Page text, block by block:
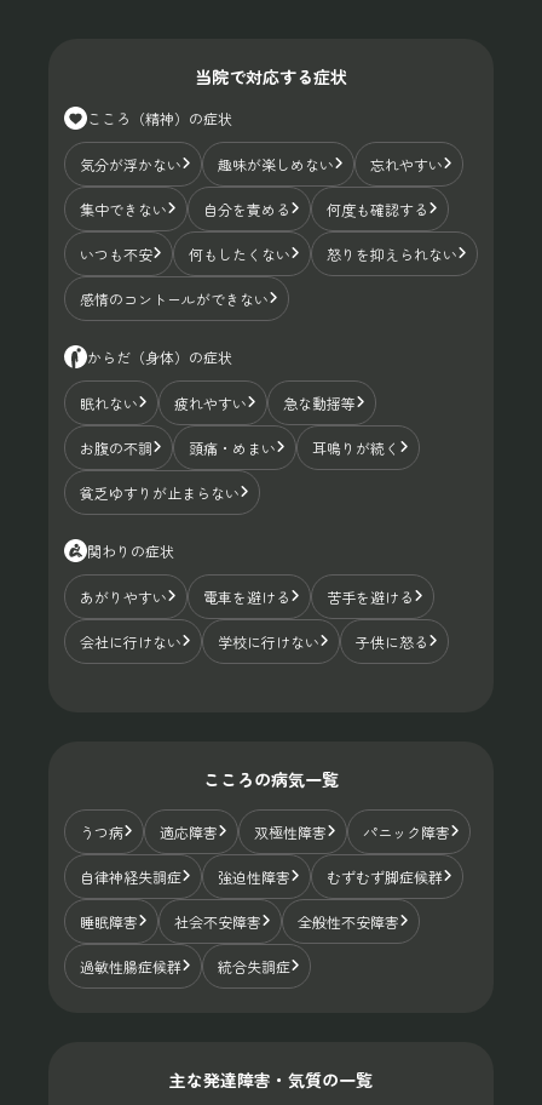
当院で対応する症状
こころ（精神）の症状
気分が浮かない 趣味が楽しめない 忘れやすい
集中できない 自分を責める 何度も確認する
いつも不安 何もしたくない 怒りを抑えられない
感情のコントールができない
からだ（身体）の症状
眠れない 疲れやすい 急な動揺等
お腹の不調 頭痛・めまい 耳鳴りが続く
貧乏ゆすりが止まらない
関わりの症状
あがりやすい 電車を避ける 苦手を避ける
会社に行けない 学校に行けない 子供に怒る
こころの病気一覧
うつ病 適応障害 双極性障害 パニック障害
自律神経失調症 強迫性障害 むずむず脚症候群
睡眠障害 社会不安障害 全般性不安障害
過敏性腸症候群 統合失調症
主な発達障害・気質の一覧